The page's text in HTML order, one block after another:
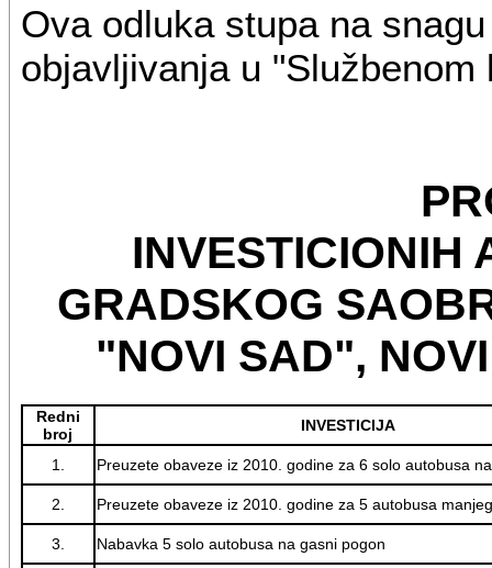
Ova odluka stupa na
objavljivanja u
INVESTICIONIH
GRADSKOG
"NOVI SAD",
Redni
broj
INVESTICIJA
1. Preuzete obaveze iz 2010. godine za 6 solo autobusa
2. Preuzete obaveze iz 2010. godine za 5 autobusa
3. Nabavka 5 solo autobusa na gasni pogon